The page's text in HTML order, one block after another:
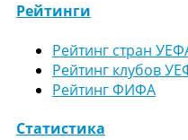
Рейтинги
Рейтинг стран
Рейтинг клубов
Рейтинг ФИФА
Статистика